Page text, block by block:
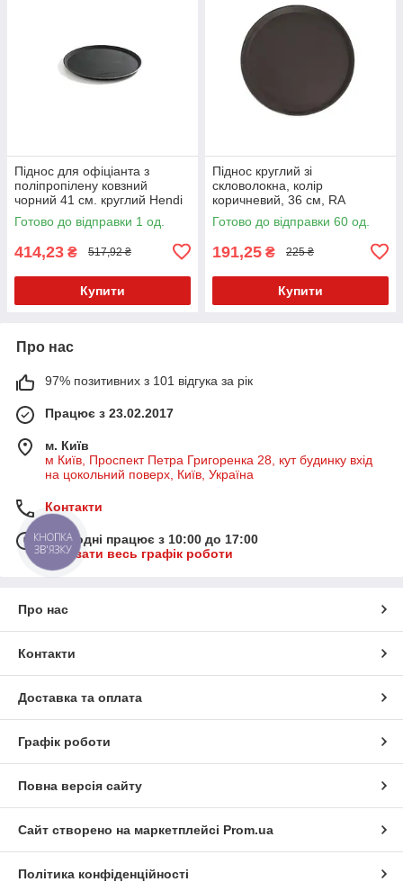
Піднос для офіціанта з
поліпропілену ковзний
чорний 41 см. круглий Hendi
Готово до відправки 1 од.
414,23 ₴ 517,92 ₴
Купити
Піднос круглий зі
скловолокна, колір
коричневий, 36 см, RA
Готово до відправки 60 од.
191,25 ₴ 225 ₴
Купити
Про нас
97% позитивних з 101 відгука за рік
Працює з 23.02.2017
м. Київ
м Київ, Проспект Петра Григоренка 28, кут будинку вхід
на цокольний поверх, Київ, Україна
Контакти
Сьогодні працює з 10:00 до 17:00
Показати весь графік роботи
Про нас
Контакти
Доставка та оплата
Графік роботи
Повна версія сайту
Сайт створено на маркетплейсі Prom.ua
Політика конфіденційності
КНОПКА
ЗВ'ЯЗКУ